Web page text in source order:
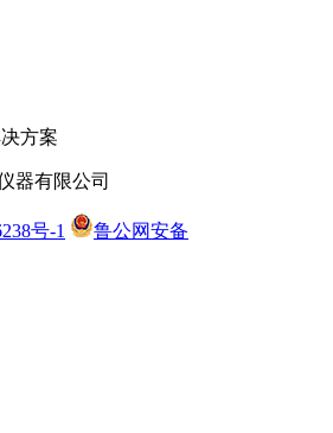
方案
器有限公司
号-1
鲁公网安备